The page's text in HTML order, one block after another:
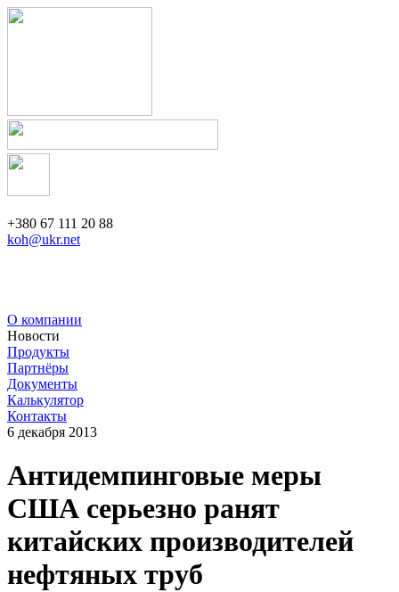
+380 67 111 20 88
koh@ukr.net
О компании
Новости
Продукты
Партнёры
Документы
Калькулятор
Контакты
6 декабря 2013
Антидемпинговые меры
США серьезно ранят
китайских производителей
нефтяных труб